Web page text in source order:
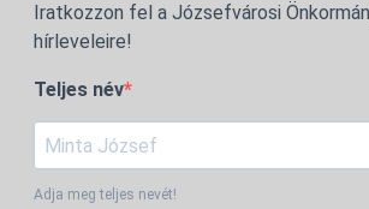
Iratkozzon fel a Józsefvárosi
hírleveleire!
Teljes név
Adja meg teljes nevét!